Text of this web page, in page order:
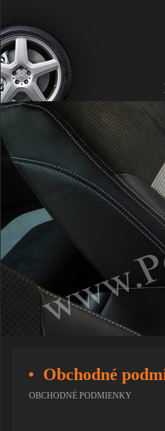
Obchodné
OBCHODNÉ PODMIENKY